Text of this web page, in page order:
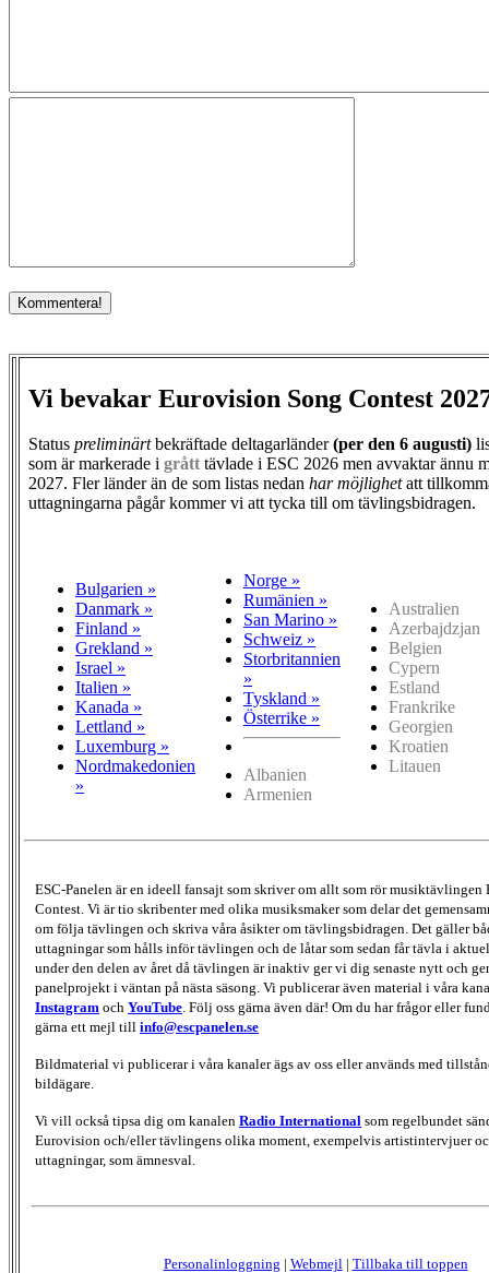
Vi bevakar Eurovision Song Contest
Status preliminärtbekräftade deltagarländer(per den 6 augusti)
som är markerade i grått tävlade i ESC 2026 men avvaktar ännu
2027. Fler länder än de som listas nedan har möjlighetatt
uttagningarna pågår kommer vi att tycka till om tävlingsbidragen.
Bulgarien »
Danmark »
Finland »
Grekland »
Israel »
Italien »
Kanada »
Lettland »
Luxemburg »
Nordmakedonien
»
Norge »
Rumänien »
San Marino »
Schweiz »
Storbritannien
»
Tyskland »
Österrike »
Albanien
Armenien
Australien
Azerbajdzjan
Belgien
Cypern
Estland
Frankrike
Georgien
Kroatien
Litauen
ESC-Panelen är en ideell fansajt som skriver om allt som rör musiktävlingen
Contest. Vi är tio skribenter med olika musiksmaker som delar det
om följa tävlingen och skriva våra åsikter om tävlingsbidragen. Det gäller
uttagningar som hålls inför tävlingen och de låtar som sedan får tävla i
under den delen av året då tävlingen är inaktiv ger vi dig senaste nytt och
panelprojekt i väntan på nästa säsong. Vi publicerar även material i våra
Instagram och YouTube . Följ oss gärna även där! Om du har frågor eller
gärna ett mejl till info@escpanelen.se
Bildmaterial vi publicerar i våra kanaler ägs av oss eller används med
bildägare.
Vi vill också tipsa dig om kanalen Radio International som regelbundet
Eurovision och/eller tävlingens olika moment, exempelvis artistintervjuer
uttagningar, som ämnesval.
Personalinloggning | Webmejl | Tillbaka till toppen